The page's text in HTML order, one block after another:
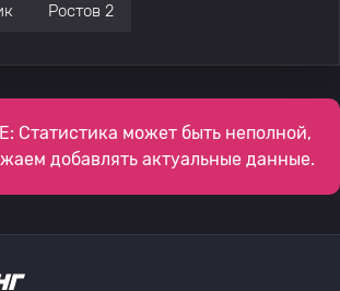
Ростов 2
Статистика может быть неполной,
добавлять актуальные данные.